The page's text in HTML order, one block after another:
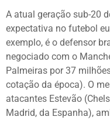
A atual geração sub-20
expectativa no futebol
exemplo, é o defensor
negociado com o
Palmeiras por 37
cotação da época). O
atacantes Estevão
Madrid, da Espanha),